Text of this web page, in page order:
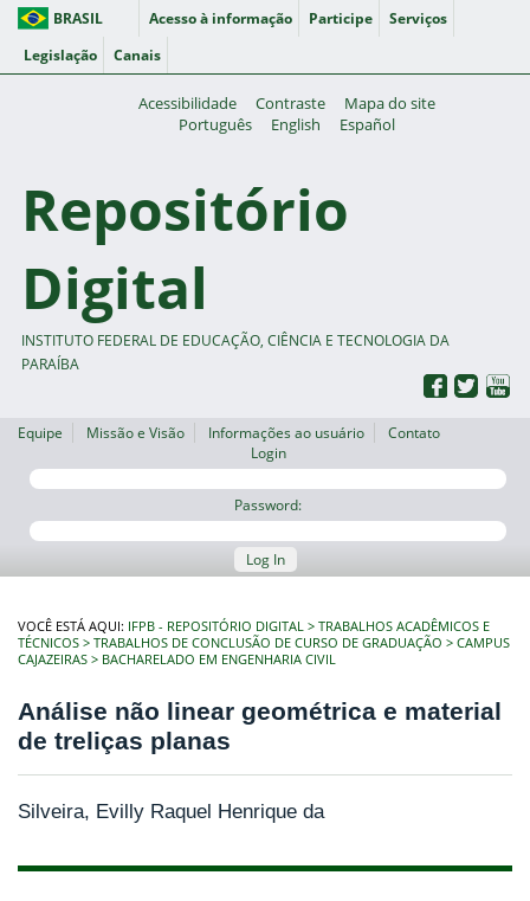
BRASIL Acesso à informação Participe
Serviços
Legislação
Canais
Acessibilidade Contraste
Mapa do site
Português
English Español
Repositório
Digital
INSTITUTO FEDERAL DE EDUCAÇÃO, CIÊNCIA E TECNOLOGIA DA
PARAÍBA
Equipe Missão e Visão Informações ao usuário
Contato
Login
Password:
Log In
VOCÊ ESTÁ AQUI: IFPB - REPOSITÓRIO DIGITAL
TRABALHOS ACADÊMICOS E
TÉCNICOS
TRABALHOS DE CONCLUSÃO DE CURSO DE GRADUAÇÃO
CAMPUS
CAJAZEIRAS
BACHARELADO EM ENGENHARIA CIVIL
Análise não linear geométrica e material
de treliças planas
Silveira, Evilly Raquel Henrique da